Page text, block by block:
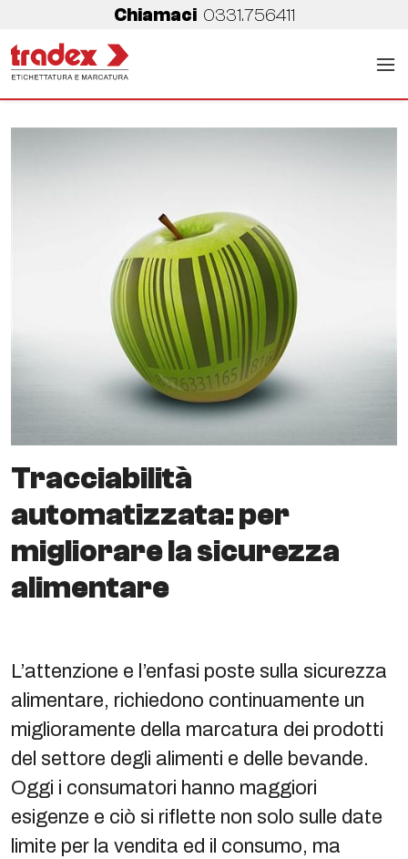
Chiamaci 0331.756411
Tracciabilità
automatizzata: per
migliorare la sicurezza
alimentare
L’attenzione e l’enfasi poste sulla sicurezza
alimentare, richiedono continuamente un
miglioramente della marcatura dei prodotti
del settore degli alimenti e delle bevande.
Oggi i consumatori hanno maggiori
esigenze e ciò si riflette non solo sulle date
limite per la vendita ed il consumo, ma